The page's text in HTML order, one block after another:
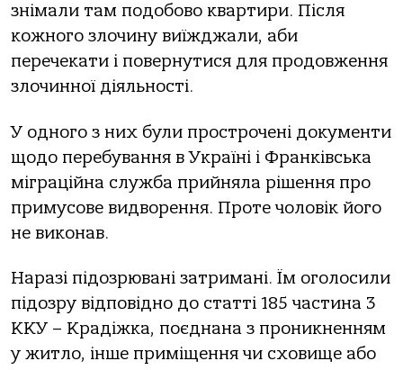
знімали там подобово квартири. Після
кожного злочину виїжджали, аби
перечекати і повернутися для продовження
злочинної діяльності.
У одного з них були прострочені документи
щодо перебування в Україні і Франківська
міграційна служба прийняла рішення про
примусове видворення. Проте чоловік його
не виконав.
Наразі підозрювані затримані. Їм оголосили
підозру відповідно до статті 185 частина 3
ККУ – Крадіжка, поєднана з проникненням
у житло, інше приміщення чи сховище або